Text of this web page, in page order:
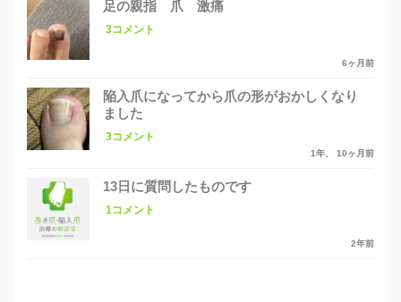
足の親指 爪 激痛
3コメント
6ヶ月前
陥入爪になってから爪の形がおかしくなり
ました
3コメント
1年、 10ヶ月前
13日に質問したものです
1コメント
2年前